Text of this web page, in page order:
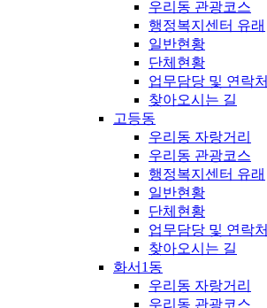
우리동 관광코스
행정복지센터 유래
일반현황
단체현황
업무담당 및 연락처
찾아오시는 길
고등동
우리동 자랑거리
우리동 관광코스
행정복지센터 유래
일반현황
단체현황
업무담당 및 연락처
찾아오시는 길
화서1동
우리동 자랑거리
우리동 관광코스